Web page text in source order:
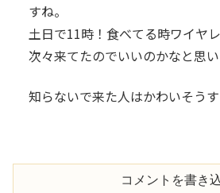
すね。
土日で11時！食べてる時ワイヤ
次々来てたのでいいのかなと思い
知らないで来た人はかわいそう
コメントを書き